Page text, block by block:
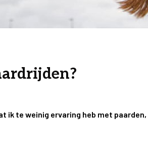
ik te weinig ervaring heb met